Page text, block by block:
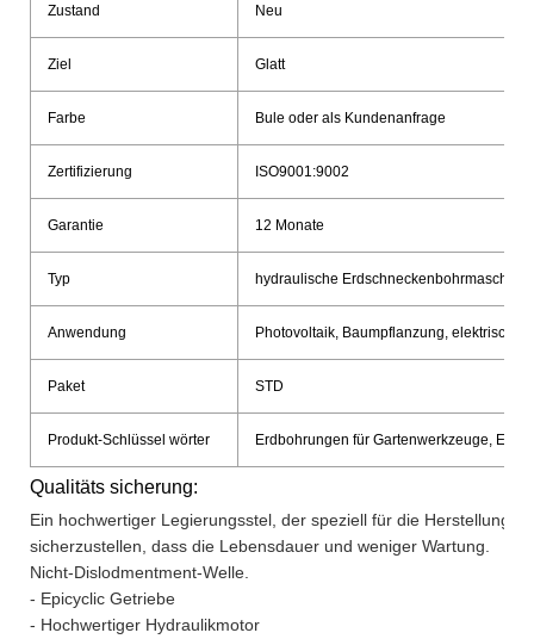
Zustand Neu
Ziel Glatt
Farbe Bule oder als Kundenanfrage
Zertifizierung ISO9001:9002
Garantie 12 Monate
Typ hydraulische Erdschneckenbohrmaschine
Anwendung Photovoltaik, Baumpflanzung, elektrische
Paket STD
Produkt-Schlüssel wörter Erdbohrungen für Gartenwerkzeuge,
Qualitäts sicherung:
Ein hochwertiger Legierungsstel, der speziell für die Herstellung
sicherzustellen, dass die Lebensdauer und weniger Wartung.
Nicht-Dislodmentment-Welle.
- Epicyclic Getriebe
- Hochwertiger Hydraulikmotor